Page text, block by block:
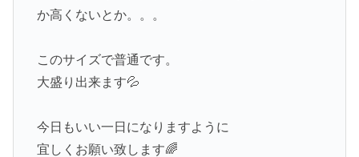
か高くないとか。。。
このサイズで普通です。
大盛り出来ます💦
今日もいい一日になりますように
宜しくお願い致します🌈